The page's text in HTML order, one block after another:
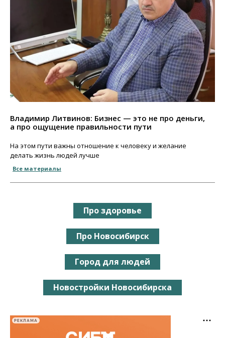
Владимир Литвинов: Бизнес — это не про деньги,
а про ощущение правильности пути
На этом пути важны отношение к человеку и желание
делать жизнь людей лучше
Все материалы
Про здоровье
Про Новосибирск
Город для людей
Новостройки Новосибирска
РЕКЛАМА